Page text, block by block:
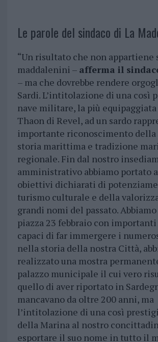
Le parole del sindaco di La
“Un risultato che non appartiene
maddalenini – afferma il
– ma che dovrebbe rendere
Sardi. L’intitolazione di una così
nave militare, la più
Thaon di Revel, ad un sardo
importante riconoscimento della
storia marittima e tradizione
regionale. Fin dal nostro
amministrativo abbiamo portato
obiettivi dichiarati di
turismo culturale e della
grandi nomi del passato.
piazza 23 febbraio con
capaci di far immergere i
nella storia della nostra Città,
realizzato una mostra
palazzo municipale il cui vero
quello di aver riportato in
mancavano da oltre 200 anni, ma
l’intitolazione di una così
della Marina al nostro
esportare il suo nome in tutto il